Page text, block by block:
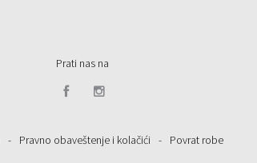
Prati nas na
- Pravno obaveštenje i kolačići - Povrat robe